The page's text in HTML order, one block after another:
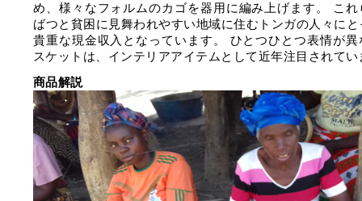
め、様々なフォルムのカゴを器用に編み上げます。 これ
ばつと貧困に見舞われやすい地域に住むトンガの人々に
貴重な現金収入となっています。 ひとつひとつ表情が異
スケットは、インテリアアイテムとして近年注目されてい
商品解説